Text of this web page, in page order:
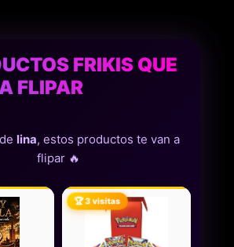
FRIKIS QUE
FLIPAR
lina, estos productos te van a
flipar 🔥
🏆 3 visitas